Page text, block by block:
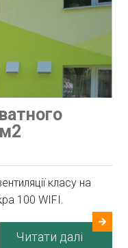
класу на
100 WIFI.
Читати далі